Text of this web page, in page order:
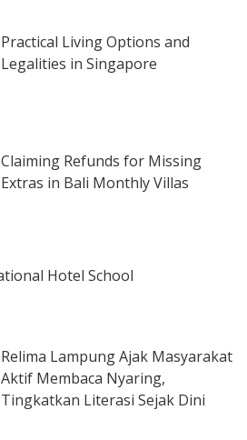
Practical Living Options and
Legalities in Singapore
Claiming Refunds for Missing
Extras in Bali Monthly Villas
Relima Lampung Ajak Masyarakat
Aktif Membaca Nyaring,
Tingkatkan Literasi Sejak Dini